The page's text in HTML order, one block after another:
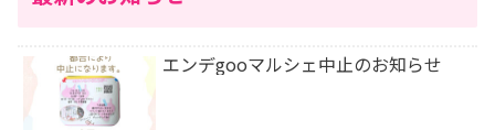
エンデgooマルシェ中止のお知らせ